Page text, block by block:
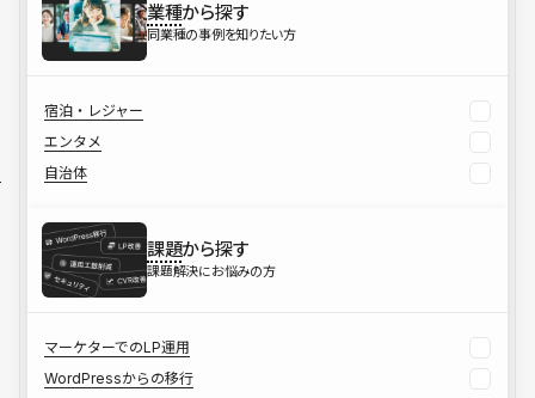
業種から探す
同業種の事例を知りたい方
宿泊・レジャー
エンタメ
自治体
課題から探す
課題解決にお悩みの方
マーケターでのLP運用
WordPressからの移行